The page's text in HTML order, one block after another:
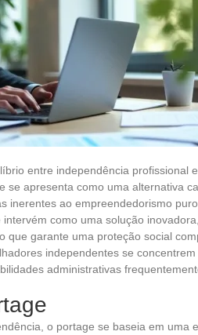
entre independência profissional
se apresenta como uma alternativa
inerentes ao empreendedorismo
como uma solução
que garante uma proteção social
independentes se
administrativas
o portage se baseia em uma